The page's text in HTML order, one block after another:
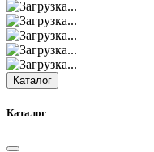
Каталог
Каталог